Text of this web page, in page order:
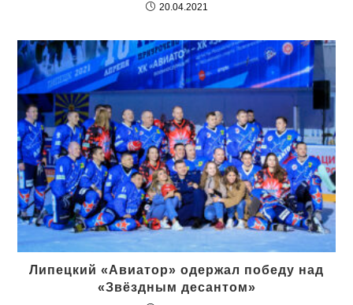
20.04.2021
Липецкий «Авиатор» одержал победу над
«Звёздным десантом»